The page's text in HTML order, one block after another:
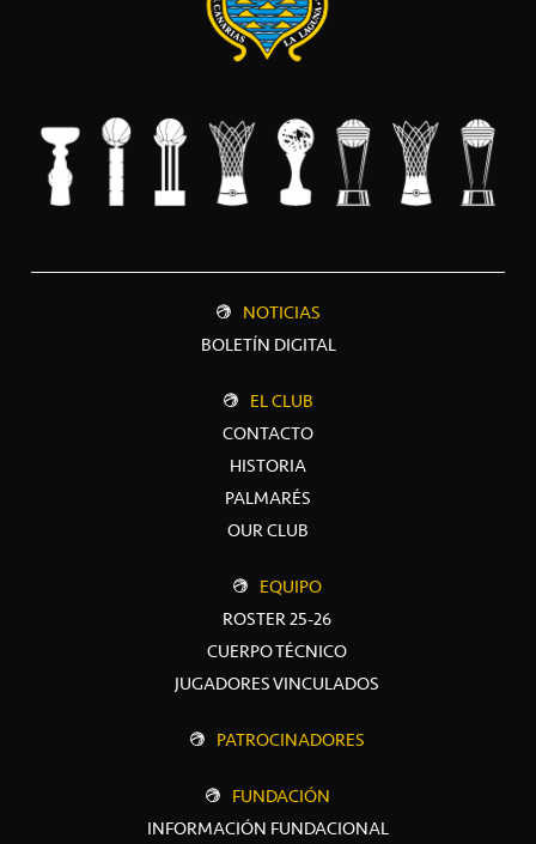
NOTICIAS
BOLETÍN DIGITAL
EL CLUB
CONTACTO
HISTORIA
PALMARÉS
OUR CLUB
EQUIPO
ROSTER 25-26
CUERPO TÉCNICO
JUGADORES VINCULADOS
PATROCINADORES
FUNDACIÓN
INFORMACIÓN FUNDACIONAL